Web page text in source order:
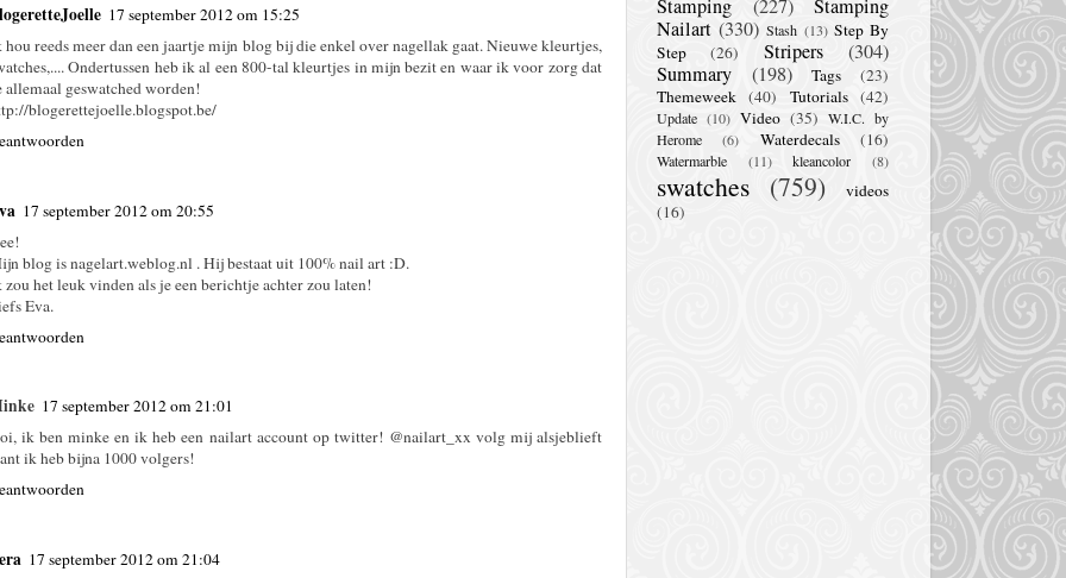
17 september 2012 om 15:25
hou reeds meer dan een jaartje mijn blog bij die enkel over nagellak gaat. Nieuwe kleurtjes,
Ondertussen heb ik al een 800-tal kleurtjes in mijn bezit en waar ik voor zorg dat
allemaal geswatched worden!
blogerettejoelle.blogspot.be/
17 september 2012 om 20:55
blog is nagelart.weblog.nl . Hij bestaat uit 100% nail art :D.
zou het leuk vinden als je een berichtje achter zou laten!
Eva.
17 september 2012 om 21:01
ik ben minke en ik heb een nailart account op twitter! @nailart_xx volg mij alsjeblieft
ik heb bijna 1000 volgers!
17 september 2012 om 21:04
Stamping (227)
Stamping
Nailart (330) Stash (13) Step By
Step
(26) Stripers
(304)
Summary
(198) Tags
(23)
Themeweek (40) Tutorials (42)
Update (10) Video (35) W.I.C. by
Herome
(6) Waterdecals (16)
Watermarble (11) kleancolor (8)
swatches (759)
videos
(16)